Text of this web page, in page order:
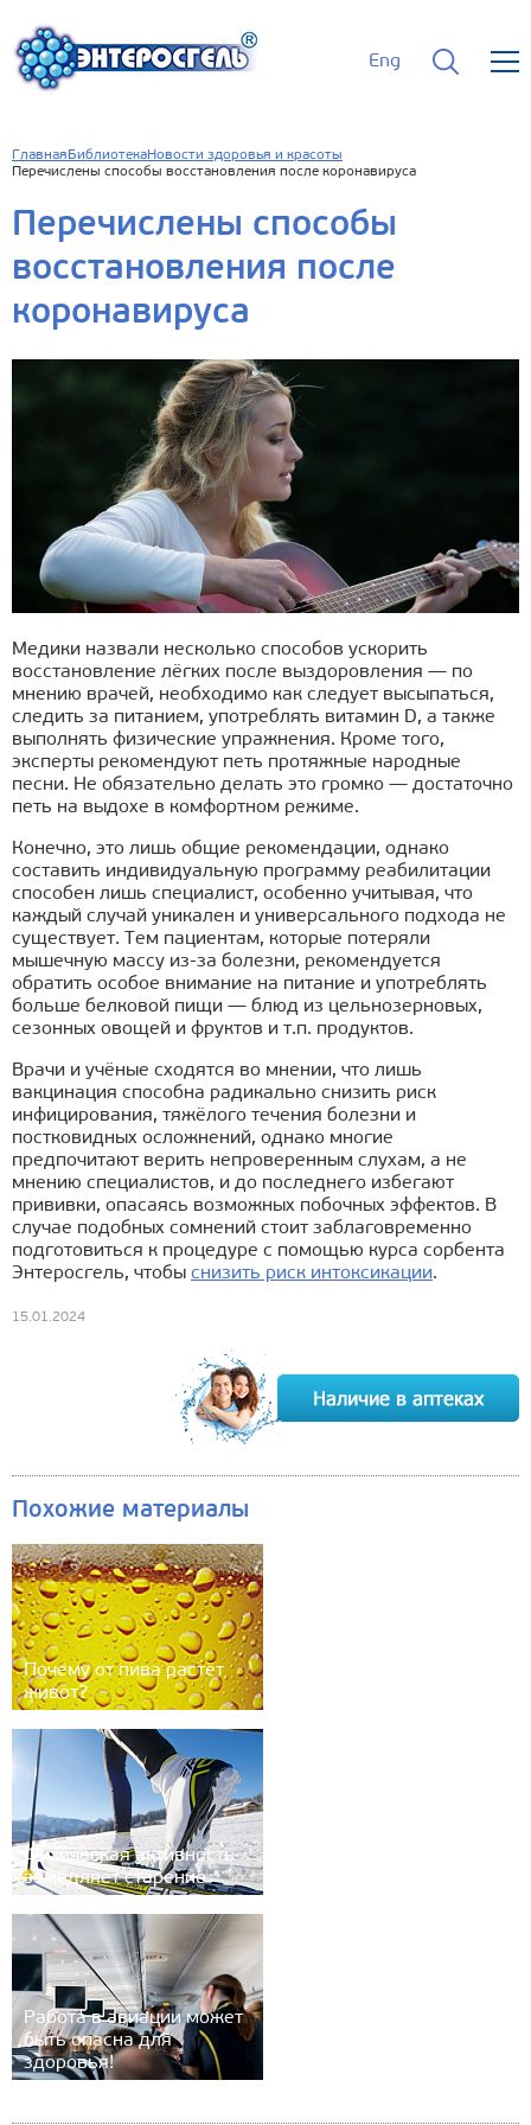
Eng
Главная БиблиотекаНовости здоровья и красоты
Перечислены способы восстановления после коронавируса
Перечислены способы
восстановления после
коронавируса
Медики назвали несколько способов ускорить
восстановление лёгких после выздоровления — по
мнению врачей, необходимо как следует высыпаться,
следить за питанием, употреблять витамин D, а также
выполнять физические упражнения. Кроме того,
эксперты рекомендуют петь протяжные народные
песни. Не обязательно делать это громко — достаточно
петь на выдохе в комфортном режиме.
Конечно, это лишь общие рекомендации, однако
составить индивидуальную программу реабилитации
способен лишь специалист, особенно учитывая, что
каждый случай уникален и универсального подхода не
существует. Тем пациентам, которые потеряли
мышечную массу из-за болезни, рекомендуется
обратить особое внимание на питание и употреблять
больше белковой пищи — блюд из цельнозерновых,
сезонных овощей и фруктов и т.п. продуктов.
Врачи и учёные сходятся во мнении, что лишь
вакцинация способна радикально снизить риск
инфицирования, тяжёлого течения болезни и
постковидных осложнений, однако многие
предпочитают верить непроверенным слухам, а не
мнению специалистов, и до последнего избегают
прививки, опасаясь возможных побочных эффектов. В
случае подобных сомнений стоит заблаговременно
подготовиться к процедуре с помощью курса сорбента
Энтеросгель, чтобы снизить риск интоксикации.
15.01.2024
Похожие материалы
Почему от пива растёт
живот?
Физическая активность
замедляет старение
Работа в авиации может
быть опасна для
здоровья!